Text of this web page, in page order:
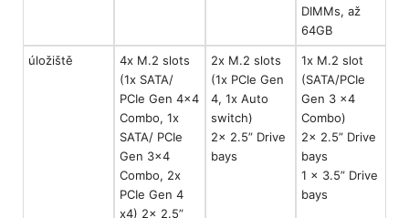
DIMMs, až
64GB
úložiště
4x M.2 slots
(1x SATA/
PCIe Gen 4x4
Combo, 1x
SATA/ PCIe
Gen 3x4
Combo, 2x
PCIe Gen 4
x4) 2x 2.5”
2x M.2 slots
(1x PCIe Gen
4, 1x Auto
switch)
2x 2.5” Drive
bays
1x M.2 slot
(SATA/PCIe
Gen 3 x4
Combo)
2x 2.5” Drive
bays
1 x 3.5” Drive
bays